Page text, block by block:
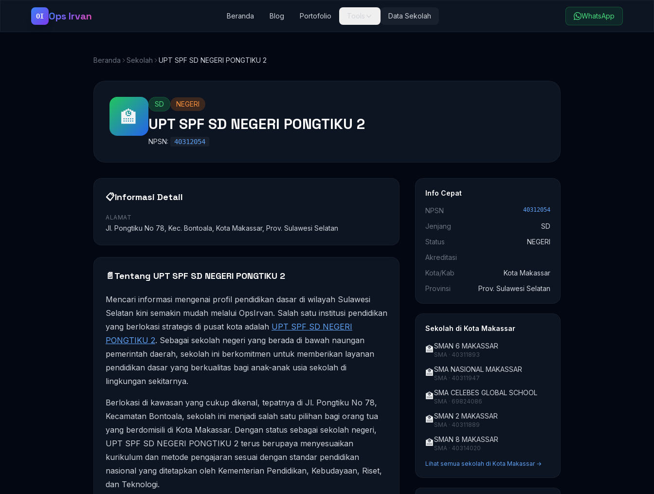
OI Ops Irvan Beranda Blog Portofolio Tools Data Sekolah WhatsApp
Beranda Sekolah UPT SPF SD NEGERI PONGTIKU 2
🏫
SD NEGERI
UPT SPF SD NEGERI PONGTIKU 2
NPSN: 40312054
📋Informasi Detail
ALAMAT
Jl. Pongtiku No 78, Kec. Bontoala, Kota Makassar, Prov. Sulawesi Selatan
📄Tentang UPT SPF SD NEGERI PONGTIKU 2
Mencari informasi mengenai profil pendidikan dasar di wilayah Sulawesi
Selatan kini semakin mudah melalui OpsIrvan. Salah satu institusi pendidikan
yang berlokasi strategis di pusat kota adalah UPT SPF SD NEGERI
PONGTIKU 2. Sebagai sekolah negeri yang berada di bawah naungan
pemerintah daerah, sekolah ini berkomitmen untuk memberikan layanan
pendidikan dasar yang berkualitas bagi anak-anak usia sekolah di
lingkungan sekitarnya.
Berlokasi di kawasan yang cukup dikenal, tepatnya di Jl. Pongtiku No 78,
Kecamatan Bontoala, sekolah ini menjadi salah satu pilihan bagi orang tua
yang berdomisili di Kota Makassar. Dengan status sebagai sekolah negeri,
UPT SPF SD NEGERI PONGTIKU 2 terus berupaya menyesuaikan
kurikulum dan metode pengajaran sesuai dengan standar pendidikan
nasional yang ditetapkan oleh Kementerian Pendidikan, Kebudayaan, Riset,
dan Teknologi.
Info Cepat
NPSN 40312054
Jenjang
SD
Status
NEGERI
Akreditasi
Kota/Kab
Kota Makassar
Provinsi
Prov. Sulawesi Selatan
Sekolah di Kota Makassar
🏫SMAN 6 MAKASSAR
SMA · 40311893
🏫SMA NASIONAL MAKASSAR
SMA · 40311947
🏫SMA CELEBES GLOBAL SCHOOL
SMA · 69824086
🏫SMAN 2 MAKASSAR
SMA · 40311889
🏫SMAN 8 MAKASSAR
SMA · 40314020
Lihat semua sekolah di Kota Makassar →